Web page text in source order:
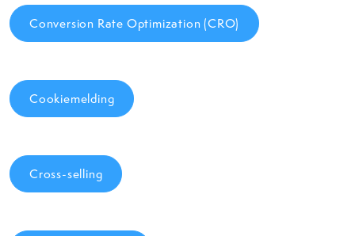
Conversion Rate Optimization (CRO)
Cookiemelding
Cross-selling